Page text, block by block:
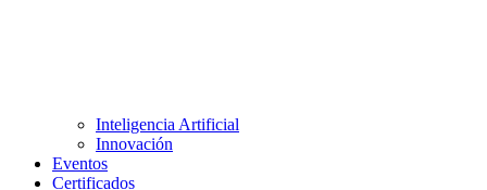
Inteligencia Artificial
Innovación
Eventos
Certificados